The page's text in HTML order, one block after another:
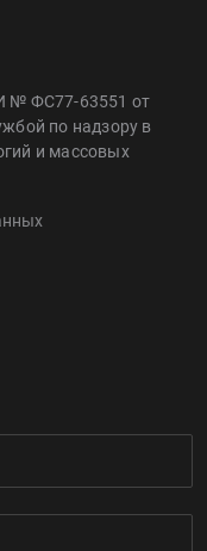
№ ФС77-63551 от
по надзору в
и массовых